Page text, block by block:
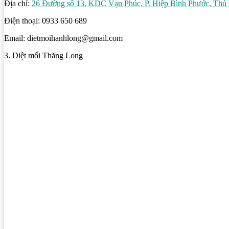
Địa chỉ: 26 Đường số 13, KDC Vạn Phúc, P. Hiệp Bình Phước,
Điện thoại: 0933 650 689
Email: dietmoihanhlong@gmail.com
3. Diệt mối Thăng Long